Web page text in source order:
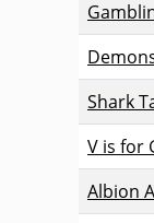
Shark
V is for
Albion